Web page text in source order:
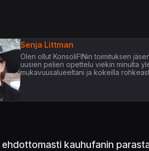
Senja Littman
Olen ollut KonsoliFINin toimituksen
uusien pelien opettelu viekin minulta
mukavuusalueeltani ja kokeilla
kauhufanin